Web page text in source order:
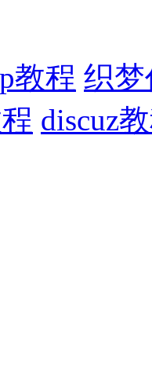
教程 织
discuz